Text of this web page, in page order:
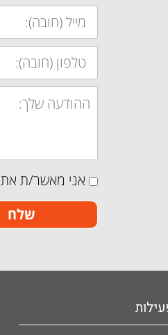
מייל:
טלפון:
הודעה:
תנאי
האתר
אני מאשר/ת את
שלח